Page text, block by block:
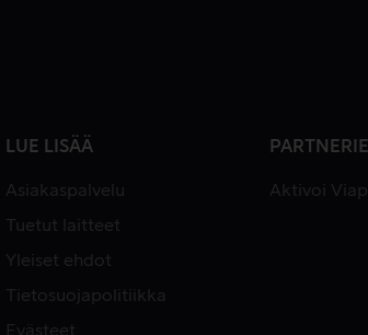
LUE LISÄÄ
Asiakaspalvelu
Tuetut laitteet
Yleiset ehdot
Tietosuojapolitiikka
Evästeet
Aktivoi